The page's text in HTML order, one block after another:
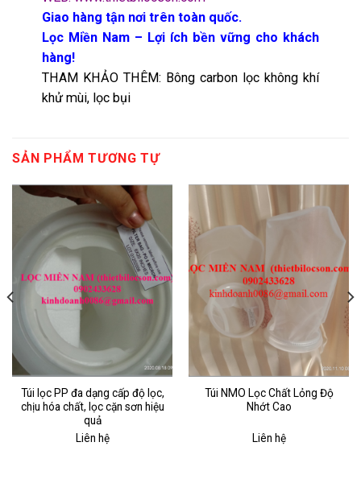
Giao hàng tận nơi trên toàn quốc.
Lọc Miền Nam – Lợi ích bền vững cho khách
hàng!
THAM KHẢO THÊM: Bông carbon lọc không khí
khử mùi, lọc bụi
SẢN PHẨM TƯƠNG TỰ
Túi lọc PP đa dạng cấp độ lọc,
chịu hóa chất, lọc cặn sơn hiệu
quả
Liên hệ
Túi NMO Lọc Chất Lỏng Độ
Nhớt Cao
Liên hệ